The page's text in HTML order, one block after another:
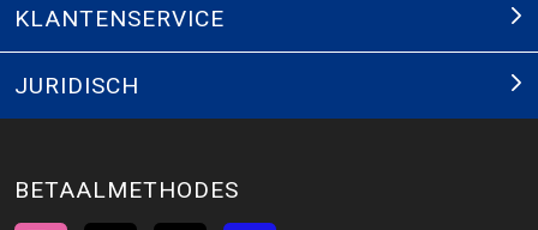
KLANTENSERVICE
JURIDISCH
BETAALMETHODES